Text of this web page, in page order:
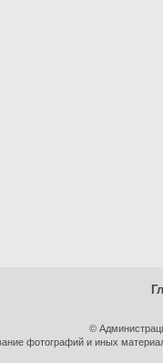
©
фотографий и иных